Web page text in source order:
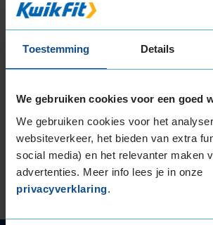
Toestemming Details
We gebruiken cookies voor een goed
We gebruiken cookies voor het
websiteverkeer, het bieden van extra
social media) en het relevanter maken
advertenties. Meer info lees je in onze
privacyverklaring.
als de APK-Keuring en
wachttijd kan oplopen. Als je dit
met
de manager van jouw
vestiging
Voor de APK en
het algemeen langere wachttijden.
teleurstellingen te voorkomen
voor deze diensten altijd een